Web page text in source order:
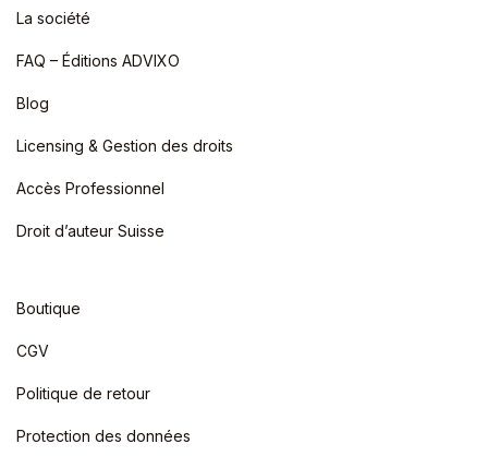
La société
FAQ – Éditions ADVIXO
Blog
Licensing & Gestion des droits
Accès Professionnel
Droit d’auteur Suisse
Boutique
CGV
Politique de retour
Protection des données